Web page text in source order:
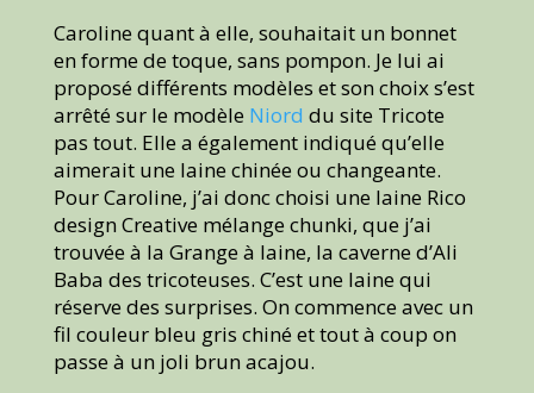
Caroline quant à elle, souhaitait un bonnet
en forme de toque, sans pompon. Je lui ai
proposé différents modèles et son choix s’est
arrêté sur le modèle Niord du site Tricote
pas tout. Elle a également indiqué qu’elle
aimerait une laine chinée ou changeante.
Pour Caroline, j’ai donc choisi une laine Rico
design Creative mélange chunki, que j’ai
trouvée à la Grange à laine, la caverne d’Ali
Baba des tricoteuses. C’est une laine qui
réserve des surprises. On commence avec un
fil couleur bleu gris chiné et tout à coup on
passe à un joli brun acajou.